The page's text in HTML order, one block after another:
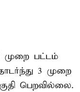
பட்டம்
3 முறை
பெறவில்லை.